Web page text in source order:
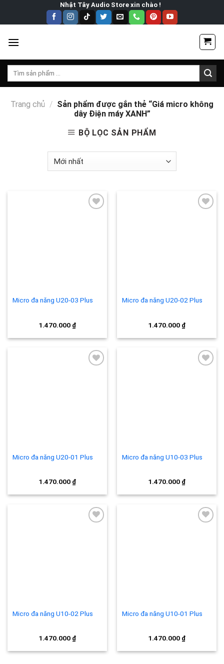
Nhật Tây Audio Store xin chào !
Tìm
Trang chủ / Sản phẩm được gắn thẻ “Giá micro không
dây Điện máy XANH”
BỘ LỌC SẢN PHẨM
Micro đa năng U20-03 Plus
1.470.000 ₫
Micro đa năng U20-02 Plus
1.470.000 ₫
Micro đa năng U20-01 Plus
1.470.000 ₫
Micro đa năng U10-03 Plus
1.470.000 ₫
Micro đa năng U10-02 Plus
1.470.000 ₫
Micro đa năng U10-01 Plus
1.470.000 ₫